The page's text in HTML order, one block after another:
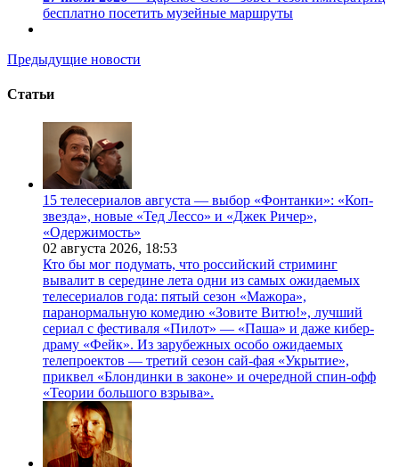
бесплатно посетить музейные маршруты
Предыдущие новости
Статьи
15 телесериалов августа — выбор «Фонтанки»: «Коп-
звезда», новые «Тед Лессо» и «Джек Ричер»,
«Одержимость»
02 августа 2026, 18:53
Кто бы мог подумать, что российский стриминг
вывалит в середине лета одни из самых ожидаемых
телесериалов года: пятый сезон «Мажора»,
паранормальную комедию «Зовите Витю!», лучший
сериал с фестиваля «Пилот» — «Паша» и даже кибер-
драму «Фейк». Из зарубежных особо ожидаемых
телепроектов — третий сезон сай-фая «Укрытие»,
приквел «Блондинки в законе» и очередной спин-офф
«Теории большого взрыва».